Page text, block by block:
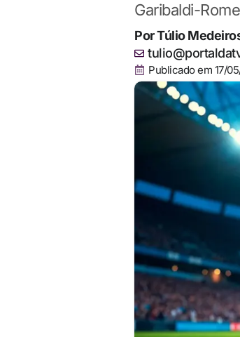
Garibaldi-
PorTúlio
Publicado em 17/